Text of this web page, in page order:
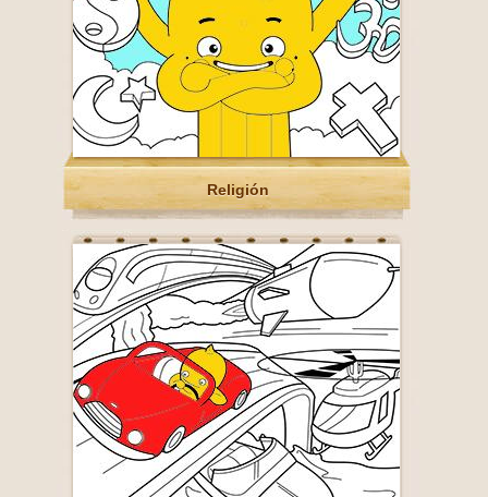
Religión